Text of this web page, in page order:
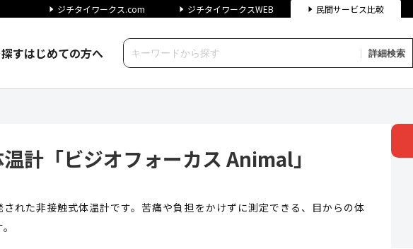
ジチタイワークス.com ジチタイワークスWEB 民間サービス比較
すはじめての方へ 詳細検索
計「ビジオフォーカス Animal」
れた非接触式体温計です。苦痛や負担をかけずに測定できる、目からの体